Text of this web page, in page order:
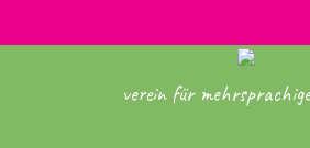
verein für